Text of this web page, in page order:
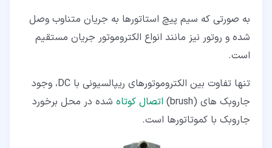
به صورتی که سیم پیچ استاتورها به جریان متناوب وصل
شده و روتور نیز مانند انواع الکتروموتور جریان مستقیم
است.
تنها تفاوت بین الکتروموتورهای ریپالسیونی با DC، وجود
جاروبک های (brush)
اتصال کوتاه شده در محل برخورد
جاروبک با کموتاتورها است.